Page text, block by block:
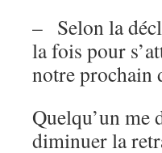
– Selon la
la fois pour
notre prochain
Quelqu’un me
diminuer la